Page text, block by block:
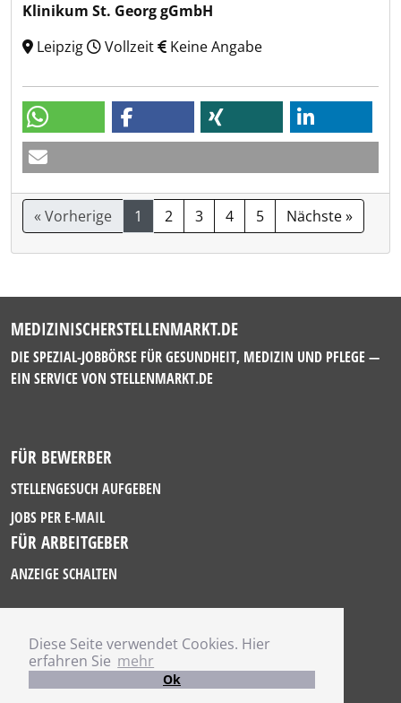
Diese Seite verwendet Cookies. Hier
erfahren Sie mehr
Ok
Klinikum St. Georg gGmbH
Leipzig
Vollzeit Keine Angabe
« Vorherige 1 2 3 4 5 Nächste »
MEDIZINISCHERSTELLENMARKT.DE
DIE SPEZIAL-JOBBÖRSE FÜR GESUNDHEIT, MEDIZIN UND PFLEGE —
EIN SERVICE VON STELLENMARKT.DE
FÜR BEWERBER
STELLENGESUCH AUFGEBEN
JOBS PER E-MAIL
FÜR ARBEITGEBER
ANZEIGE SCHALTEN
IMPRESSUM
DATENSCHUTZ